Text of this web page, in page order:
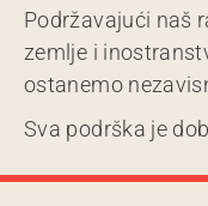
Podržavajući naš
zemlje i
ostanemo
Sva podrška je